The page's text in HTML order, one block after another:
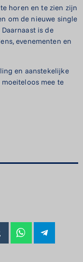
horen en te zien zijn
om de nieuwe single
is de
evenementen en
en aanstekelijke
mee te